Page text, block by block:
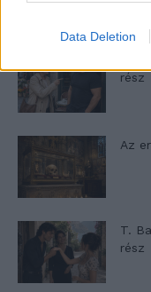
Data Deletion
rész
Az
T.
rész